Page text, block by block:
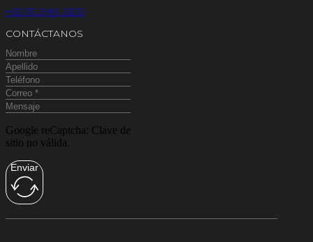
+52 55 2981 2839
CONTÁCTANOS
Google reCaptcha: Clave de
sitio no válida.
Enviar